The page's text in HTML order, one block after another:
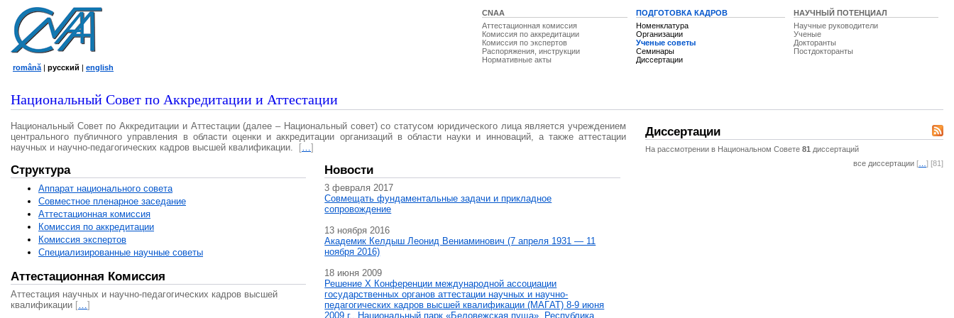
CNAA
Аттестационная комиссия
Комиссия по аккредитации
Комиссия по экспертов
Распоряжения, инструкции
Нормативные акты
ПОДГОТОВКА КАДРОВ
Номенклатура
Организации
Ученые советы
Семинары
Диссертации
НАУЧНЫЙ ПОТЕНЦИАЛ
Научные руководители
Ученые
Докторанты
Постдокторанты
română | русский | english
Национальный Совет по Аккредитации и Аттестации
Национальный Совет по Аккредитации и Аттестации (далее – Национальный совет) со статусом юридического лица является учреждением
центрального публичного управления в области оценки и аккредитации организаций в области науки и инноваций, а также аттестации
научных и научно-педагогических кадров высшей квалификации.
[…]
Структура
Аппарат национального совета
Совместное пленарное заседание
Аттестационная комисcия
Комиссия по аккредитации
Комиссия экспертов
Специализированные научные советы
Аттестационная Комиссия
Аттестация научных и научно-педагогических кадров высшей
квалификации […]
Новости
3 февраля 2017
Совмещать фундаментальные задачи и прикладное
сопровождение
13 ноября 2016
Академик Келдыш Леонид Вениаминович (7 апреля 1931 — 11
ноября 2016)
18 июня 2009
Решение X Конференции международной ассоциации
государственных органов аттестации научных и научно-
педагогических кадров высшей квалификации (МАГAT) 8-9 июня
2009 г., Национальный парк «Беловежская пуща», Республика
Диссертации
На рассмотрении в Национальном Совете 81 диссертаций
все диссертации [ ] [81]